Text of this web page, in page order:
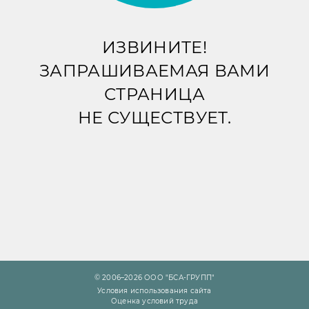
ИЗВИНИТЕ!
ЗАПРАШИВАЕМАЯ ВАМИ
СТРАНИЦА
НЕ СУЩЕСТВУЕТ.
© 2006–2026 ООО "БСА-ГРУПП"
Условия использования сайта
Оценка условий труда